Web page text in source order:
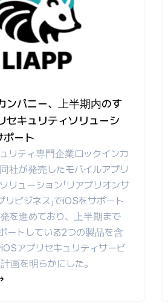
ンパニー、上半期内のす
セキュリティソリューシ
ポート
リティ専門企業ロックインカ
社が発売したモバイルアプリ
リューション「リアプリオンサ
リビジネス」でiOSをサポート
を進めており、上半期まで
ートしている2つの製品を含
アプリセキュリティサービ
画を明らかにした。